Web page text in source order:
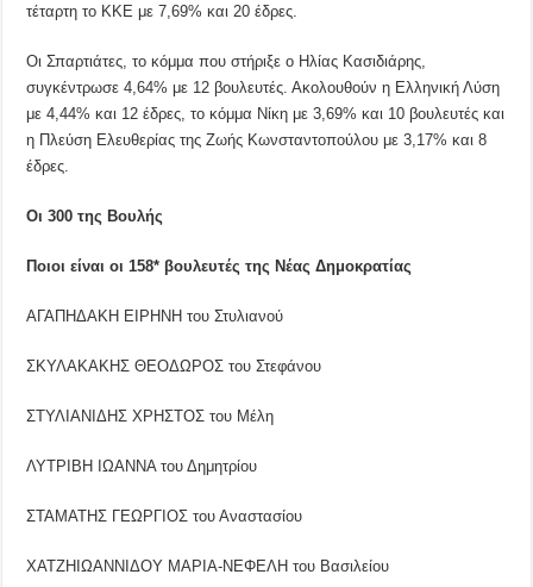
τέταρτη το ΚΚΕ με 7,69% και 20 έδρες.
Οι Σπαρτιάτες, το κόμμα που στήριξε ο Ηλίας Κασιδιάρης,
συγκέντρωσε 4,64% με 12 βουλευτές. Ακολουθούν η Ελληνική Λύση
με 4,44% και 12 έδρες, το κόμμα Νίκη με 3,69% και 10 βουλευτές και
η Πλεύση Ελευθερίας της Ζωής Κωνσταντοπούλου με 3,17% και 8
έδρες.
Οι 300 της Βουλής
Ποιοι είναι οι 158* βουλευτές της Νέας Δημοκρατίας
ΑΓΑΠΗΔΑΚΗ ΕΙΡΗΝΗ του Στυλιανού
ΣΚΥΛΑΚΑΚΗΣ ΘΕΟΔΩΡΟΣ του Στεφάνου
ΣΤΥΛΙΑΝΙΔΗΣ ΧΡΗΣΤΟΣ του Μέλη
ΛΥΤΡΙΒΗ ΙΩΑΝΝΑ του Δημητρίου
ΣΤΑΜΑΤΗΣ ΓΕΩΡΓΙΟΣ του Αναστασίου
ΧΑΤΖΗΙΩΑΝΝΙΔΟΥ ΜΑΡΙΑ-ΝΕΦΕΛΗ του Βασιλείου